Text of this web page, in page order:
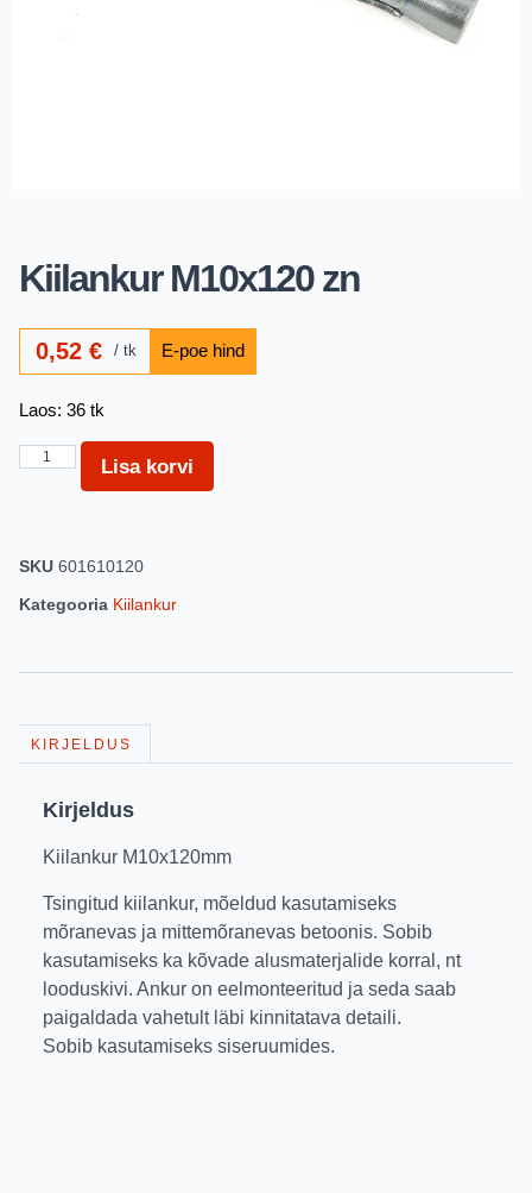
Kiilankur M10x120 zn
0,52€ tk
Laos: 36 tk
Lisa korvi
SKU 601610120
Kategooria Kiilankur
KIRJELDUS
Kirjeldus
Kiilankur M10x120mm
Tsingitud kiilankur, mõeldud kasutamiseks
mõranevas ja mittemõranevas betoonis. Sobib
kasutamiseks ka kõvade alusmaterjalide korral, nt
looduskivi. Ankur on eelmonteeritud ja seda saab
paigaldada vahetult läbi kinnitatava detaili.
Sobib kasutamiseks siseruumides.